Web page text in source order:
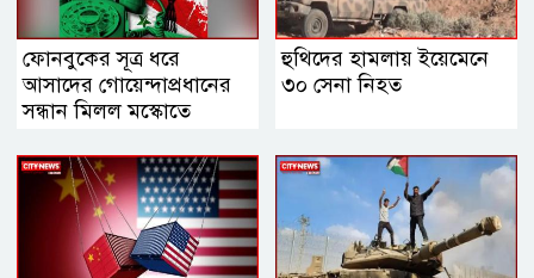
ফোনবুকের সূত্র ধরে
আসাদের গোয়েন্দাপ্রধানের
সন্ধান মিলল মস্কোতে
হুথিদের হামলায় ইয়েমেনে
৩০ সেনা নিহত